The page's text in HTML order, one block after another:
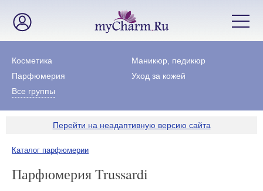
Косметика
Маникюр, педикюр
Парфюмерия
Уход за кожей
Все группы
Перейти на неадаптивную версию сайта
Каталог парфюмерии
Парфюмерия Trussardi